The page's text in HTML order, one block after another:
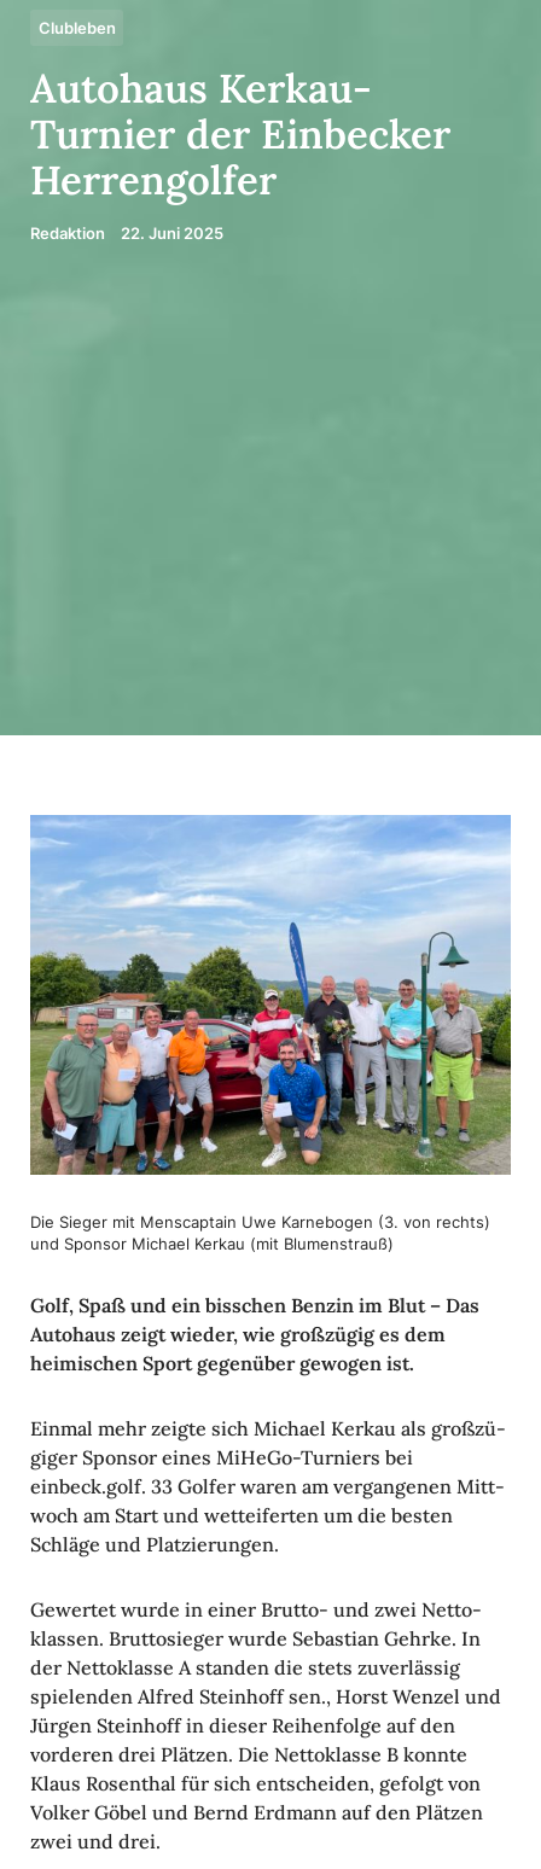
Clubleben
Auto­haus Kerkau-
Turnier der Einbe­cker
Herren­golfer
Redaktion 22. Juni 2025
Die Sieger mit Mens­cap­tain Uwe Karne­bogen (3. von rechts)
und Sponsor Michael Kerkau (mit Blumen­strauß)
Golf, Spaß und ein biss­chen Benzin im Blut – Das
Auto­haus zeigt wieder, wie groß­zügig es dem
heimi­schen Sport gegen­über gewogen ist.
Einmal mehr zeigte sich Michael Kerkau als groß­zü­
giger Sponsor eines MiHeGo-Turniers bei
einbeck.golf. 33 Golfer waren am vergan­genen Mitt­
woch am Start und wett­ei­ferten um die besten
Schläge und Plat­zie­rungen.
Gewertet wurde in einer Brutto- und zwei Netto­
klassen. Brut­to­sieger wurde Sebas­tian Gehrke. In
der Netto­klasse A standen die stets zuver­lässig
spie­lenden Alfred Stein­hoff sen., Horst Wenzel und
Jürgen Stein­hoff in dieser Reihen­folge auf den
vorderen drei Plätzen. Die Netto­klasse B konnte
Klaus Rosen­thal für sich entscheiden, gefolgt von
Volker Göbel und Bernd Erdmann auf den Plätzen
zwei und drei.